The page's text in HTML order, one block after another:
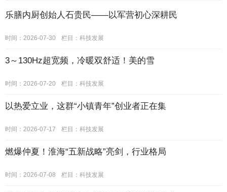
乐膳内厨创始人石贵民——以军营初心深耕民
时间：2026-07-30 栏目： 科技发展
3～130Hz超宽频，冷暖双舒适！美的雪
时间：2026-07-20 栏目： 科技发展
以热爱立业，这群“小镇青年”创业者正在集
时间：2026-07-17 栏目： 科技发展
燃爆仲夏！淮海“五新战略”亮剑，行业格局
时间：2026-07-08 栏目： 科技发展